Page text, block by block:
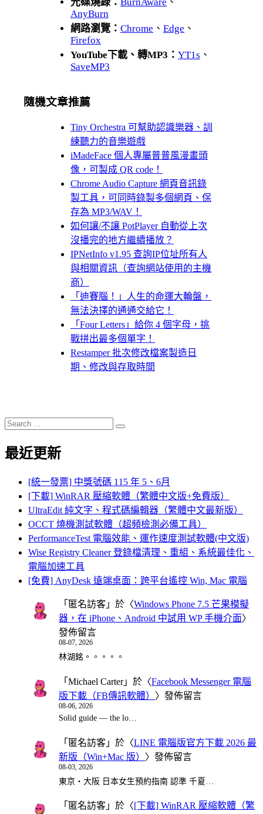
AnyBurn
網路瀏覽： Chrome 、 Edge 、
Firefox
YouTube下載、轉MP3： YT1s 、
SaveMP3
隨機文章推薦
Tiny Orchestra 可幫助認識樂器、訓
練聽力的音樂遊戲
iMadeFace 個人專屬普普風漫畫頭
像，可製成 QR code！
Chrome Audio Capture 網頁音訊錄
製工具，可同時錄製多個網頁、保
存為 MP3/WAV！
如何讓/不讓 PotPlayer 自動從上次
沒播完的地方繼續播放？
IPNetInfo v1.95 查詢IP位址所有人
與相關資訊（查詢網站使用的主機
商）
「迪賽腦！」人生的命運大輪盤，
無法決擇的通通交給它！
「Four Letters」給你 4 個字母，挑
戰拼出最多個單字！
Restamper 批次修改檔案製造日
期、修改與存取時間
Search
for:
Search
最近更新
[統一發票] 中獎號碼 115 年 5、6月
[下載] WinRAR 壓縮軟體（繁體中文版+免費版）
UltraEdit 純文字、程式碼編輯器（繁體中文最新版）
OCCT 燒機測試軟體（超頻檢測必備工具）
PerformanceTest 電腦效能、運作速度測試軟體(中文版)
Wise Registry Cleaner 登錄檔清理、重組、系統最佳化、
電腦加速工具
[免費] AnyDesk 遠端桌面：跨平台遙控 Win, Mac 電腦
「 匿名訪客 」於〈Windows Phone 7.5 芒果模擬
器，在 iPhone、Android 中試用 WP 手機介面〉
發佈留言
08-07, 2026
林湖銘。。。。。
「 Michael Carter」於〈Facebook Messenger 電腦
版下載（FB傳訊軟體） 〉發佈留言
08-06, 2026
Solid guide — the lo…
「 匿名訪客 」於〈LINE 電腦版官方下載 2026 最
新版（Win+Mac 版） 〉發佈留言
08-03, 2026
東京・大阪 日本女生預約指南 認準 千夏…
「 匿名訪客 」於〈[下載] WinRAR 壓縮軟體（繁